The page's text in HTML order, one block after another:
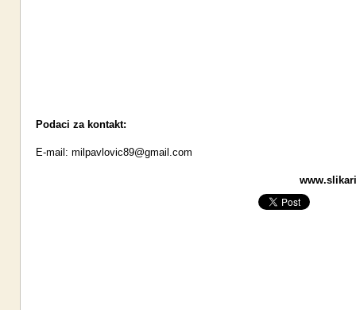
Podaci za kontakt:
E-mail: milpavlovic89@gmail.com